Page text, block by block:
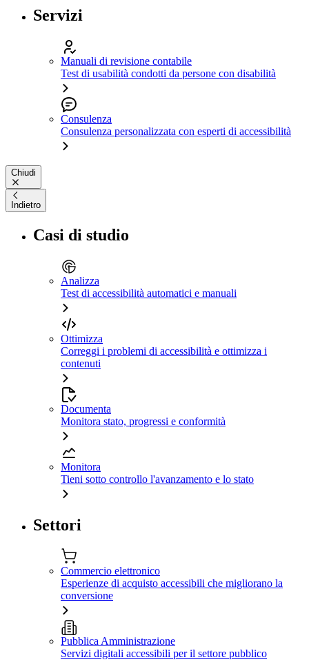
Servizi
Manuali di revisione contabile
Test di usabilità condotti da persone con disabilità
Consulenza
Consulenza personalizzata con esperti di accessibilità
Chiudi
Indietro
Casi di studio
Analizza
Test di accessibilità automatici e manuali
Ottimizza
Correggi i problemi di accessibilità e ottimizza i
contenuti
Documenta
Monitora stato, progressi e conformità
Monitora
Tieni sotto controllo l'avanzamento e lo stato
Settori
Commercio elettronico
Esperienze di acquisto accessibili che migliorano la
conversione
Pubblica Amministrazione
Servizi digitali accessibili per il settore pubblico